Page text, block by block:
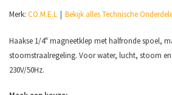
Merk: CO.M.E.L Bekijk alles Technische
Haakse 1/4" magneetklep met halfronde spoel,
stoomstraalregeling. Voor water, lucht, stoom en
230V/50Hz.